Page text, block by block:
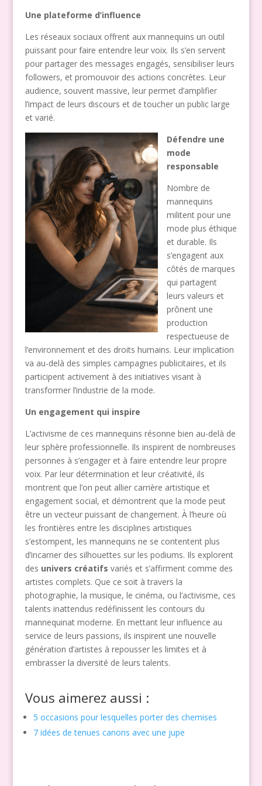
Une plateforme d’influence
Les réseaux sociaux offrent aux mannequins un outil
puissant pour faire entendre leur voix. Ils s’en servent
pour partager des messages engagés, sensibiliser leurs
followers, et promouvoir des actions concrètes. Leur
audience, souvent massive, leur permet d’amplifier
l’impact de leurs discours et de toucher un public large
et varié.
Défendre une
mode
responsable
Nombre de
mannequins
militent pour une
mode plus éthique
et durable. Ils
s’engagent aux
côtés de marques
qui partagent
leurs valeurs et
prônent une
production
respectueuse de
l’environnement et des droits humains. Leur implication
va au-delà des simples campagnes publicitaires, et ils
participent activement à des initiatives visant à
transformer l’industrie de la mode.
Un engagement qui inspire
L’activisme de ces mannequins résonne bien au-delà de
leur sphère professionnelle. Ils inspirent de nombreuses
personnes à s’engager et à faire entendre leur propre
voix. Par leur détermination et leur créativité, ils
montrent que l’on peut allier carrière artistique et
engagement social, et démontrent que la mode peut
être un vecteur puissant de changement. À l’heure où
les frontières entre les disciplines artistiques
s’estompent, les mannequins ne se contentent plus
d’incarner des silhouettes sur les podiums. Ils explorent
des univers créatifs variés et s’affirment comme des
artistes complets. Que ce soit à travers la
photographie, la musique, le cinéma, ou l’activisme, ces
talents inattendus redéfinissent les contours du
mannequinat moderne. En mettant leur influence au
service de leurs passions, ils inspirent une nouvelle
génération d’artistes à repousser les limites et à
embrasser la diversité de leurs talents.
Vous aimerez aussi :
5 occasions pour lesquelles porter des chemises
7 idées de tenues canons avec une jupe